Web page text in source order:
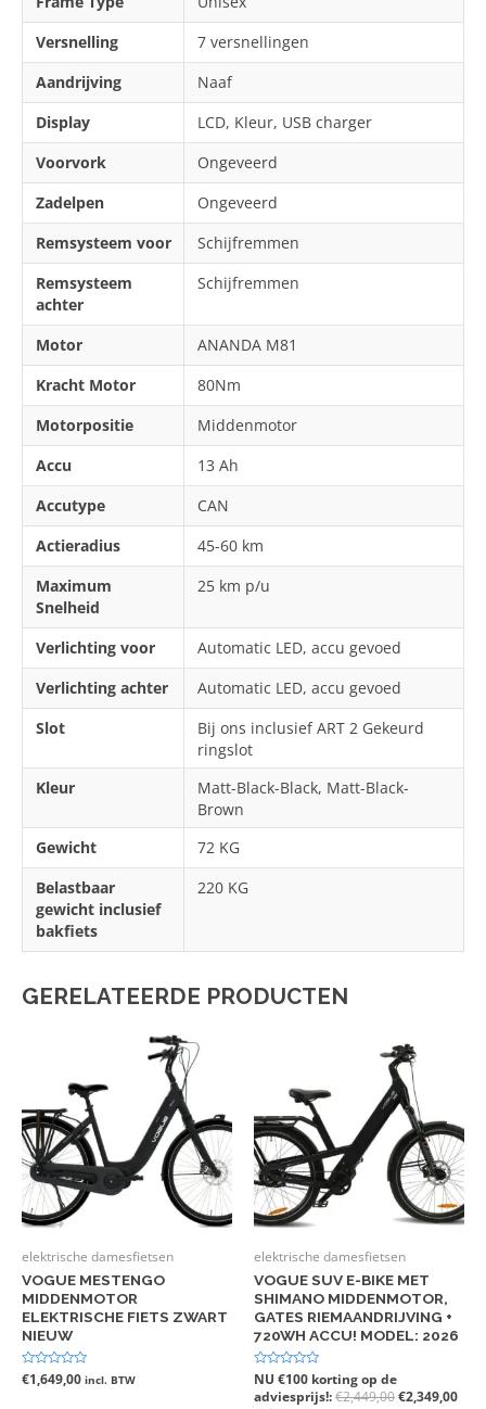
Versnelling
7 versnellingen
Aandrijving
Naaf
Display
LCD, Kleur, USB charger
Voorvork
Ongeveerd
Zadelpen
Ongeveerd
Remsysteem voor
Schijfremmen
Remsysteem
achter
Schijfremmen
Motor
ANANDA M81
Kracht Motor
80Nm
Motorpositie
Middenmotor
Accu
13 Ah
Accutype
CAN
Actieradius
45-60 km
Maximum
Snelheid
25 km p/u
Verlichting voor
Automatic LED, accu gevoed
Verlichting achter
Automatic LED, accu gevoed
Slot
Bij ons inclusief ART 2 Gekeurd
ringslot
Kleur
Matt-Black-Black, Matt-Black-
Brown
Gewicht
72 KG
Belastbaar
gewicht inclusief
bakfiets
220 KG
GERELATEERDE PRODUCTEN
elektrische damesfietsen
VOGUE MESTENGO
MIDDENMOTOR
ELEKTRISCHE FIETS ZWART
NIEUW
Gewaardeerd
0
€1,649,00 incl. BTW
elektrische damesfietsen
VOGUE SUV E-BIKE MET
SHIMANO MIDDENMOTOR,
GATES RIEMAANDRIJVING +
720WH ACCU! MODEL: 2026
Gewaardeerd
0
uit
NU €100 korting op de
adviesprijs!:€2,449,00€2,349,00